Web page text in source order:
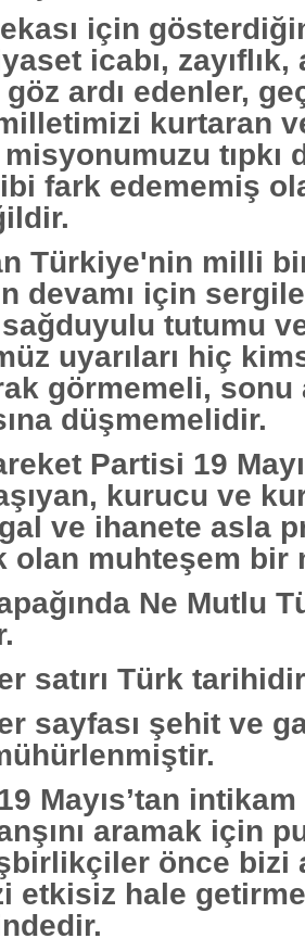
için
icabı,
ardı edenler,
kurtaran
tıpkı
fark edememiş
Türkiye'nin milli
devamı için
tutumu
uyarıları hiç
görmemeli, sonu
düşmemelidir.
Partisi 19
kurucu ve
ve ihanete asla
olan muhteşem bir
Ne Mutlu
satırı Türk
sayfası şehit ve
Mayıs’tan
aramak için
önce bizi
etkisiz hale